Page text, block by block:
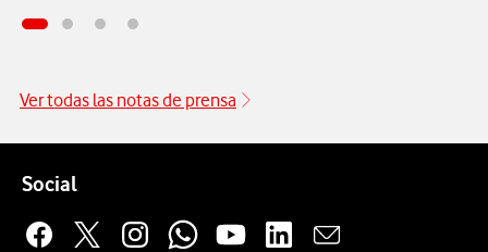
Ver todas las notas de prensa
SocialEnlaces a las redes sociales de Vodafone